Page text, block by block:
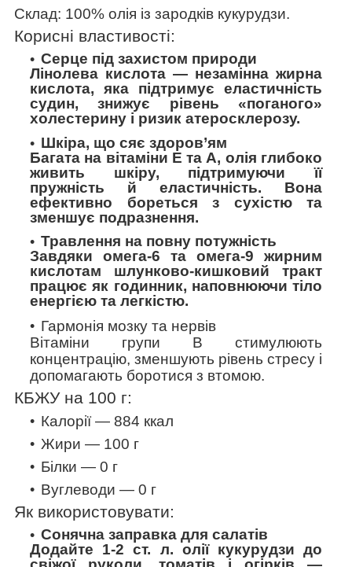
Склад: 100% олія із зародків кукурудзи.
Корисні властивості:
Серце під захистом природи
Лінолева кислота — незамінна жирна
кислота, яка підтримує еластичність
судин, знижує рівень «поганого»
холестерину і ризик атеросклерозу.
Шкіра, що сяє здоров’ям
Багата на вітаміни Е та А, олія глибоко
живить шкіру, підтримуючи її
пружність й еластичність. Вона
ефективно бореться з сухістю та
зменшує подразнення.
Травлення на повну потужність
Завдяки омега-6 та омега-9 жирним
кислотам шлунково-кишковий тракт
працює як годинник, наповнюючи тіло
енергією та легкістю.
Гармонія мозку та нервів
Вітаміни групи В стимулюють
концентрацію, зменшують рівень стресу і
допомагають боротися з втомою.
КБЖУ на 100 г:
Калорії — 884 ккал
Жири — 100 г
Білки — 0 г
Вуглеводи — 0 г
Як використовувати:
Сонячна заправка для салатів
Додайте 1-2 ст. л. олії кукурудзи до